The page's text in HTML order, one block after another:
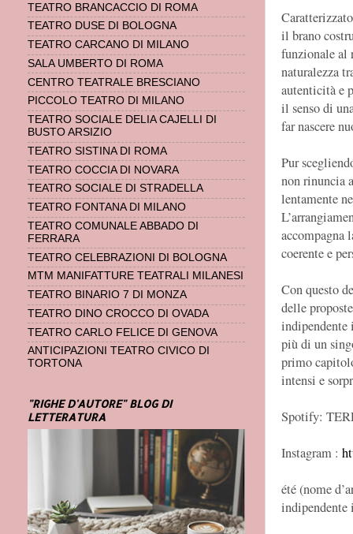
il brano
funzionale al
naturalezza
autenticità e
il senso di
far nascere
Pur
non rinuncia
lentamente
accompagna
coerente e
Con questo
delle
indipendente
più di un
primo
intensi e
Spotify:
Instagram :
été (nome
indipendente
TEATRO BRANCACCIO DI ROMA
TEATRO DUSE DI BOLOGNA
TEATRO CARCANO DI MILANO
SALA UMBERTO DI ROMA
CENTRO TEATRALE BRESCIANO
PICCOLO TEATRO DI MILANO
TEATRO SOCIALE DELIA CAJELLI DI
BUSTO ARSIZIO
TEATRO SISTINA DI ROMA
TEATRO COCCIA DI NOVARA
TEATRO SOCIALE DI STRADELLA
TEATRO FONTANA DI MILANO
TEATRO COMUNALE ABBADO DI
FERRARA
TEATRO CELEBRAZIONI DI BOLOGNA
MTM MANIFATTURE TEATRALI MILANESI
TEATRO BINARIO 7 DI MONZA
TEATRO DINO CROCCO DI OVADA
TEATRO CARLO FELICE DI GENOVA
ANTICIPAZIONI TEATRO CIVICO DI
TORTONA
"RIGHE D'AUTORE" BLOG DI
LETTERATURA